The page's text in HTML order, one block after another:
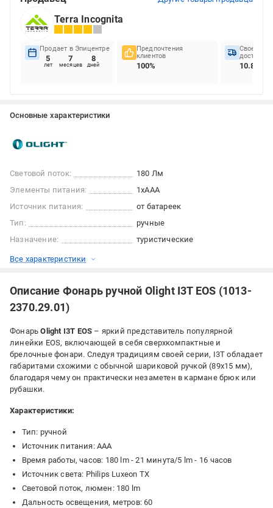
Terra Incognita
Продает в Эпицентре
5
лет
7
месяцев
8
дней
Предпочтения
клиентов
100%
доставок
10.81%
Основные характеристики
Световой поток:
180 Лм
Элементы питания:
1xААА
Источник питания:
от батареек
Тип:
ручные
Назначение:
туристические
Все характеристики
Описание Фонарь ручной Olight I3T EOS (1013-
2370.29.01)
ФонарьOlight I3T EOS – яркий представитель популярной
линейки EOS, включающей в себя сверхкомпактные и
брелочные фонари. Следуя традициям своей серии, I3T обладает
габаритами схожими с обычной шариковой ручкой (89х15 мм),
благодаря чему он практически незаметен в кармане брюк или
рубашки.
Характеристики:
Тип: ручной
Источник питания: AAA
Время работы, часов: 180 lm - 21 минута/5 lm - 16 часов
Источник света: Philips Luxeon TX
Световой поток, люмен: 180 lm
Дальность освещения, метров: 60